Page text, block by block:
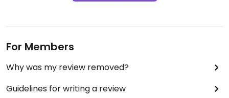
For Members
Why was my review removed?
Guidelines for writing a review